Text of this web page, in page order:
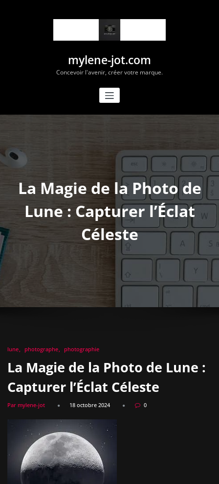
mylene-jot.com
Concevoir l'avenir, créer votre marque.
La Magie de la Photo de
Lune : Capturer l’Éclat
Céleste
lune photographe photographie
La Magie de la Photo de Lune :
Capturer l’Éclat Céleste
Par mylene-jot 18 octobre 2024 0